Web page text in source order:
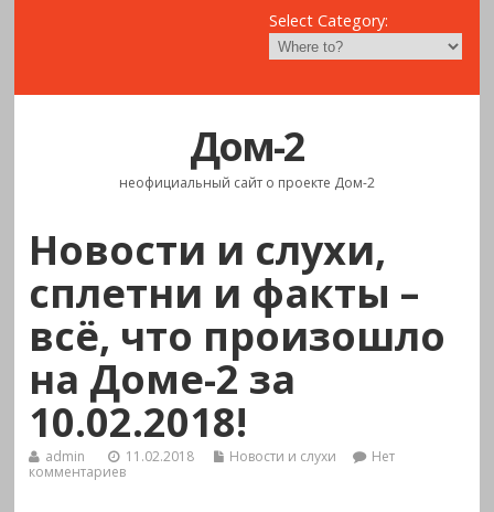
Select Category:
Дом-2
неофициальный сайт о проекте Дом-2
Новости и слухи,
сплетни и факты –
всё, что произошло
на Доме-2 за
10.02.2018!
admin 11.02.2018 Новости и слухи
Нет
комментариев